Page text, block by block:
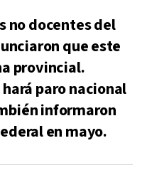
no docentes del
que este
provincial.
paro nacional
informaron
en mayo.